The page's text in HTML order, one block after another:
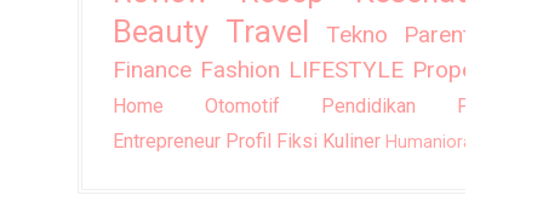
Beauty Travel Tekno
Parenting
Finance Fashion LIFESTYLE Property
Home Otomotif Pendidikan
Puisi
Entrepreneur Profil Fiksi Kuliner Humaniora